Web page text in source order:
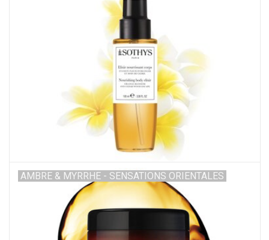
AMBRE & MYRRHE - SENSATIONS ORIENTALES